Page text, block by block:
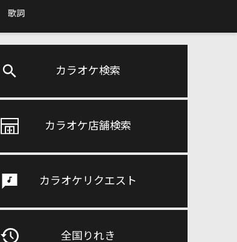
歌詞
カラオケ検索
カラオケ店舗検索
カラオケリクエスト
全国りれき